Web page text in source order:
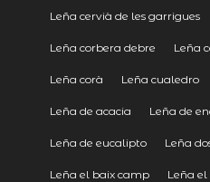
Leña cervià de les garrigues
Leña corbera debre Leña
Leña corà Leña cualedro
Leña de acacia Leña de
Leña de eucalipto Leña
Leña el baix camp Leña el